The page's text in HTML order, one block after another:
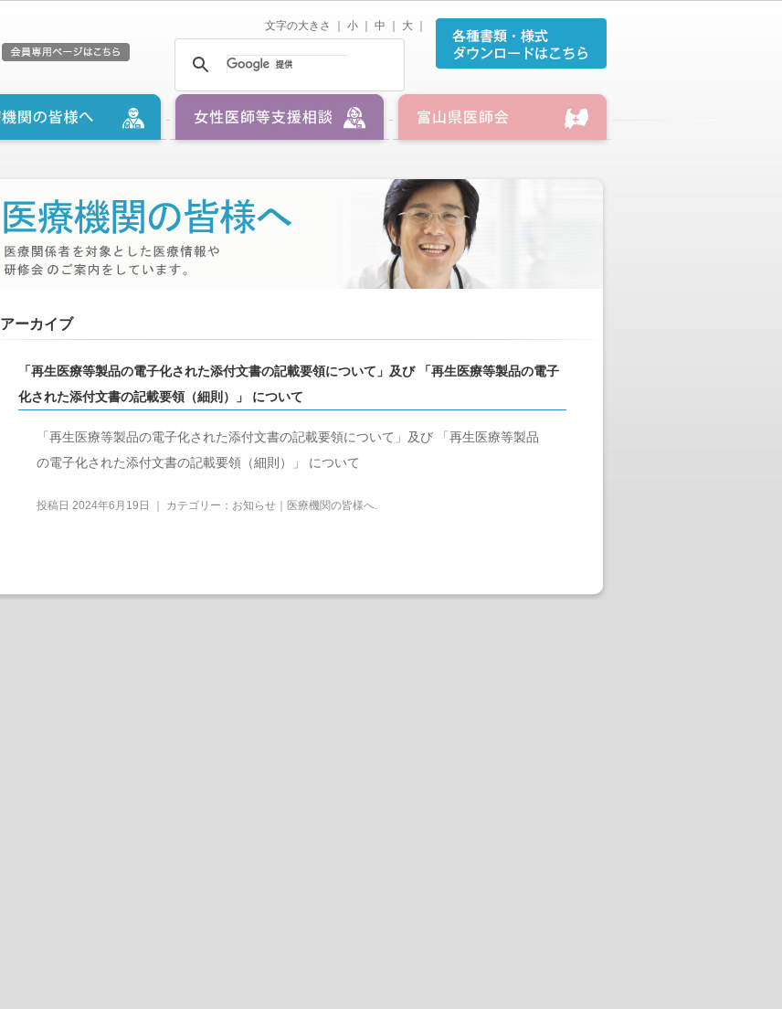
文字の大きさ ｜ 小 中 大
アーカイブ
「再生医療等製品の電子化された添付文書の記載要領について」及び 「再生医療等製品の電子
化された添付文書の記載要領（細則）」 について
「再生医療等製品の電子化された添付文書の記載要領について」及び 「再生医療等製品
の電子化された添付文書の記載要領（細則）」 について
投稿日 2024年6月19日 ｜ カテゴリー： お知らせ｜医療機関の皆様へ.